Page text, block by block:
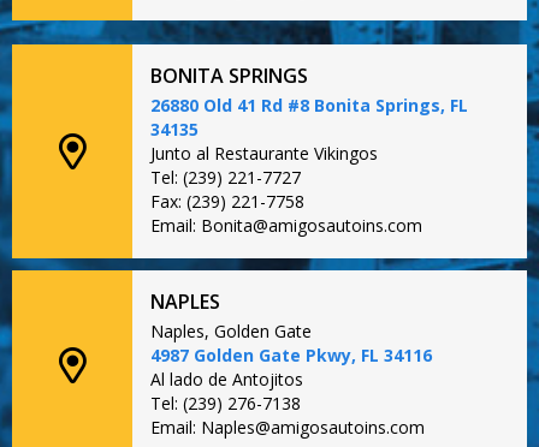
BONITA SPRINGS
26880 Old 41 Rd #8 Bonita Springs, FL
34135
Junto al Restaurante Vikingos
Tel: (239) 221-7727
Fax: (239) 221-7758
Email: Bonita@amigosautoins.com
NAPLES
Naples, Golden Gate
4987 Golden Gate Pkwy, FL 34116
Al lado de Antojitos
Tel: (239) 276-7138
Email: Naples@amigosautoins.com